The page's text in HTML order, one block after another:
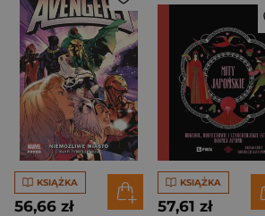
KSIĄŻKA
56,66 zł
KSIĄŻKA
57,61 zł